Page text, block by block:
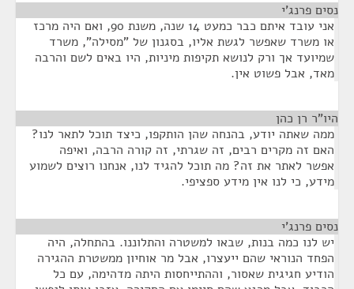
נסים פרנג'י
אני עובד איתם כבר כמעט 14 שנה, משנת 90, ואם היה מרכז
או משרד שאפשר לגשת אליו, בסגנון של "מסילה", משרד
שמיועד אך ורק לנושא תקיפות מיניות, היו באים לשם והרבה
מאד, אבל פשוט אין.
היו"ר רן כהן
ממה שאתה יודע, בהנחה שהן הותקפו, כיצד תוכל לתאר לנו?
האם זה מקרים רבים, זה שגרתי, זה קורה הרבה, ואיפה
אפשר לאתר את זה? מה תוכל להגיד לנו, אנחנו רוצים לשמוע
מידע, כי לנו אין מידע ספציפי.
נסים פרנג'י
יש לנו כמה בנות, שבאו למשטרה והתלוננו. בהתחלה, היה
הפחד הנוראי שהם ייעצרו, אבל מר אוחיון ממשטרת ההגירה
הודיע חגיגית שאסור, וההתייחסות היתה מדהימה, עם כל